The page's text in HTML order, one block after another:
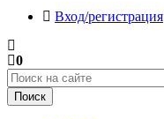
Вход/регистрация
0
Поиск